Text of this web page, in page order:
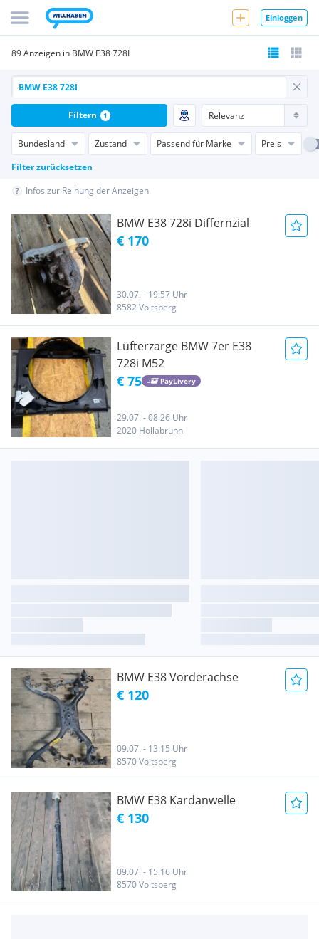
Einloggen
89 Anzeigen in BMW E38 728I
Bundesland Zustand Passend für Marke
Preis
Filter zurücksetzen
Filtern 1
Infos zur Reihung der Anzeigen
BMW E38 728i Differnzial
€ 170
30.07. - 19:57 Uhr
8582 Voitsberg
Lüfterzarge BMW 7er E38
728i M52
€ 75 PayLivery
29.07. - 08:26 Uhr
2020 Hollabrunn
BMW E38 Vorderachse
€ 120
09.07. - 13:15 Uhr
8570 Voitsberg
BMW E38 Kardanwelle
€ 130
09.07. - 15:16 Uhr
8570 Voitsberg